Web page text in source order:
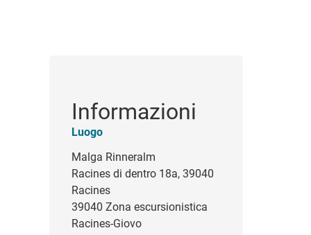
Informazioni
Luogo
Malga Rinneralm
Racines di dentro 18a, 39040
Racines
39040 Zona escursionistica
Racines-Giovo